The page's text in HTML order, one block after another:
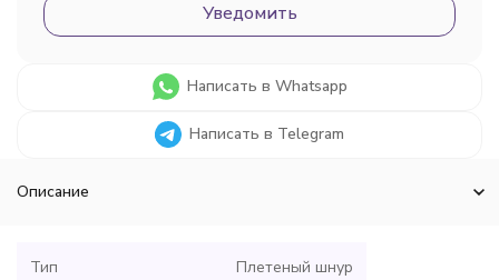
Уведомить
Написать в Whatsapp
Написать в Telegram
Описание
Тип Плетеный шнур